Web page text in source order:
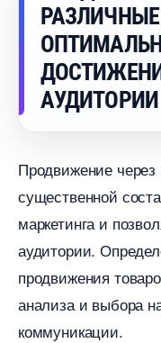
АУДИТОРИИ
Продвижение
существенной
маркетинга и
аудитории.
продвижения
анализа и выбора
коммуникации.